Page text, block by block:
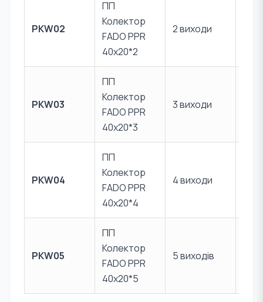
PKW02
ПП
Колектор
FADO PPR
40х20*2
2 виходи
PKW03
ПП
Колектор
FADO PPR
40х20*3
3 виходи
PKW04
ПП
Колектор
FADO PPR
40х20*4
4 виходи
PKW05
ПП
Колектор
FADO PPR
40х20*5
5 виходів